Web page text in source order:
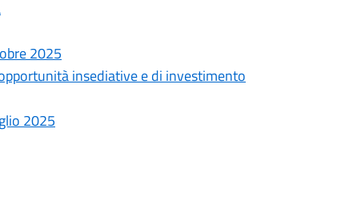
2025
insediative e di investimento
2025